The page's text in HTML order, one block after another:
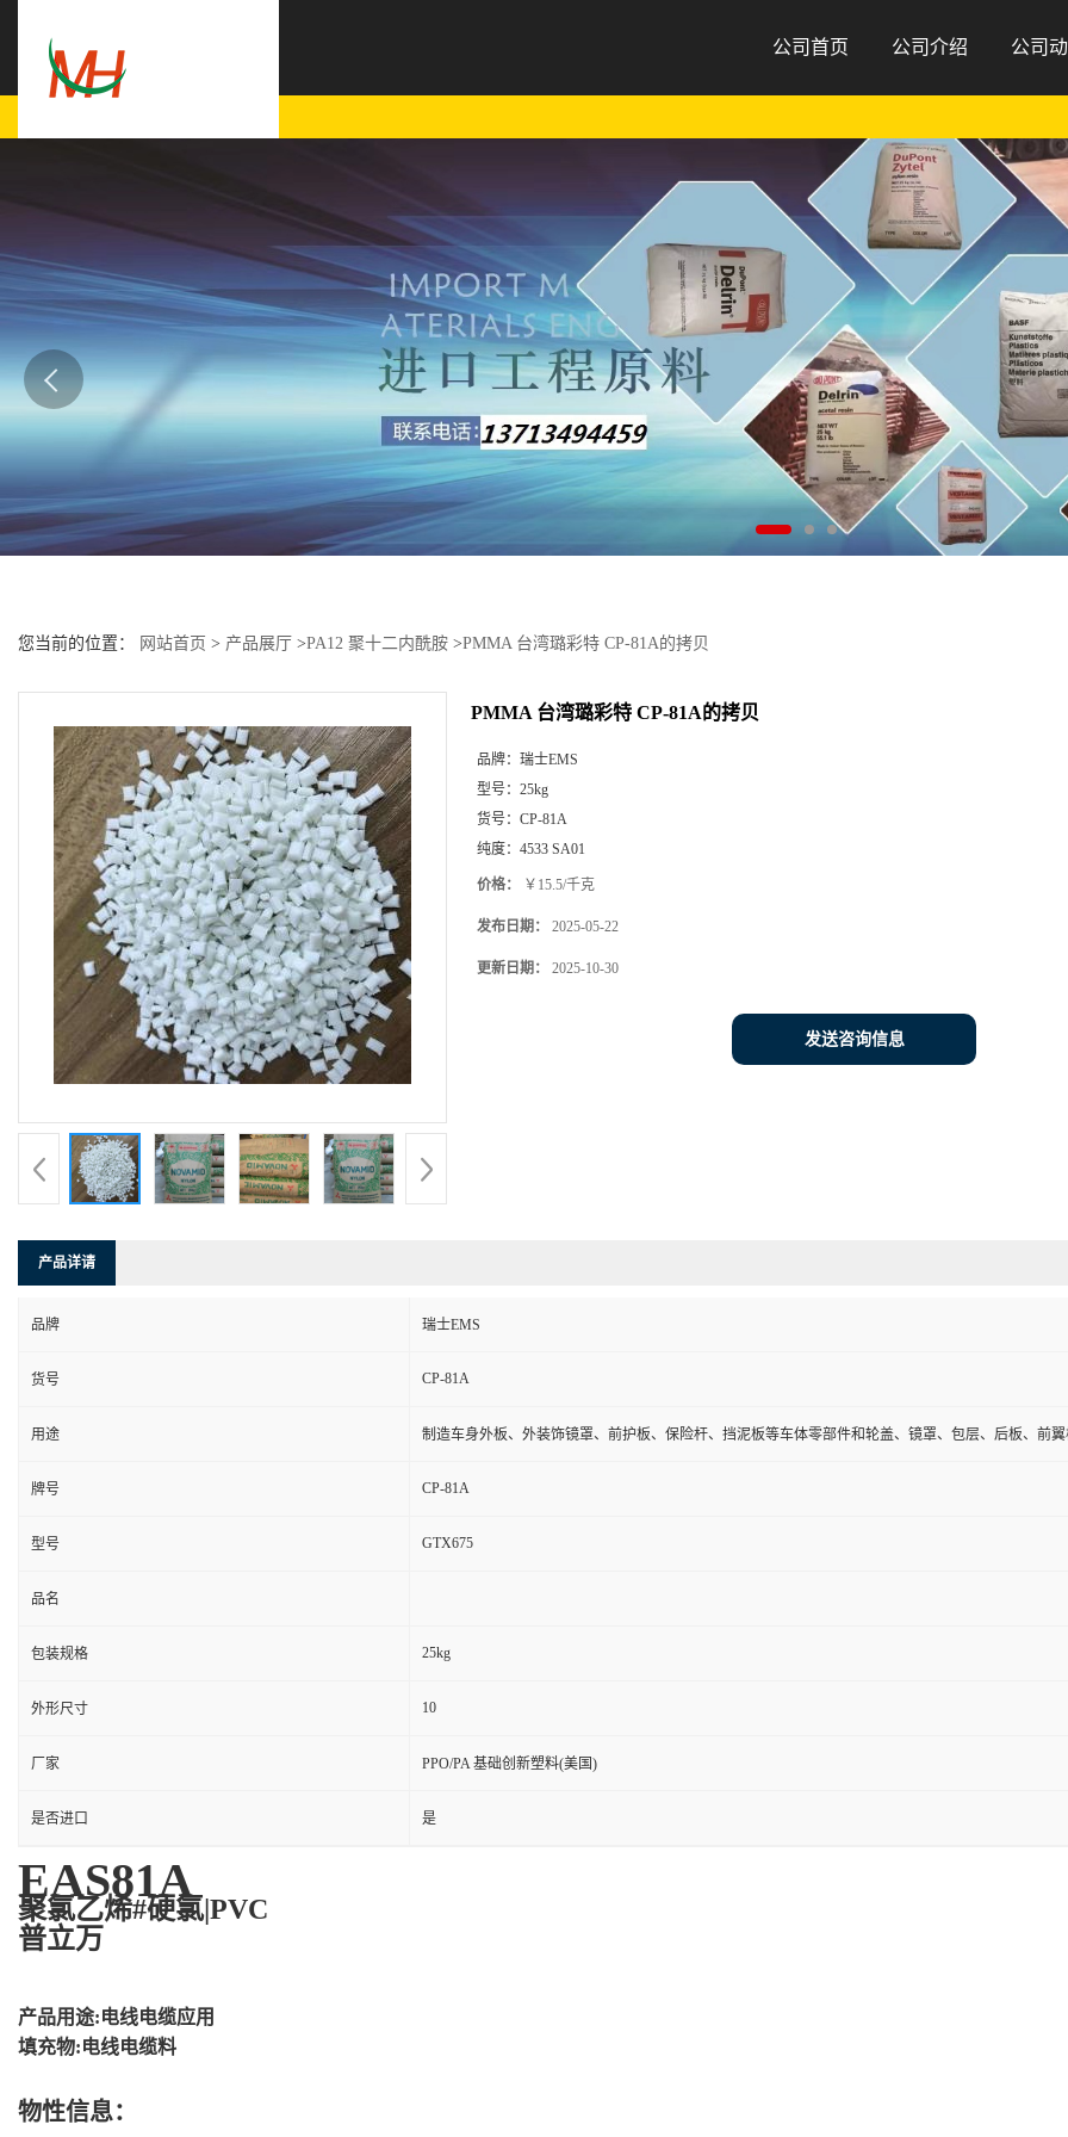
公司首页 公司介绍 公司
您当前的位置： 网站首页 > 产品展厅 >PA12 聚十二内酰胺 >PMMA 台湾璐彩特 CP-81A的拷贝
PMMA 台湾璐彩特 CP-81A的拷贝
品牌： 瑞士EMS
型号： 25kg
货号： CP-81A
纯度： 4533 SA01
价格： ￥15.5/千克
发布日期： 2025-05-22
更新日期： 2025-10-30
发送咨询信息
产品详请
品牌 瑞士EMS
货号 CP-81A
用途 制造车身外板、外装饰镜罩、前护板、保险杆、挡泥板等车体零部件和轮盖、镜罩、包层、后板、前
牌号 CP-81A
型号 GTX675
品名
包装规格 25kg
外形尺寸 10
厂家 PPO/PA 基础创新塑料(美国)
是否进口 是
EAS81A
聚氯乙烯#硬氯|PVC
普立万
产品用途:电线电缆应用
填充物:电线电缆料
物性信息：